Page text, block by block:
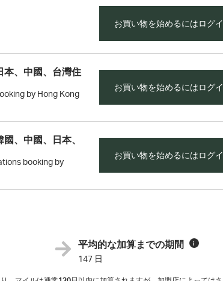
お買い物を始めるにはログ
本、中國、台灣住
by Hong Kong
お買い物を始めるにはログ
、中國、日本、
booking by
お買い物を始めるにはログ
平均的な加算までの期間 i
147 日